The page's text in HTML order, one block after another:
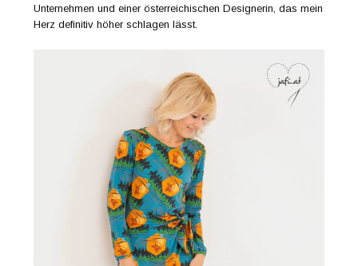
Unternehmen und einer österreichischen Designerin, das mein
Herz definitiv höher schlagen lässt.